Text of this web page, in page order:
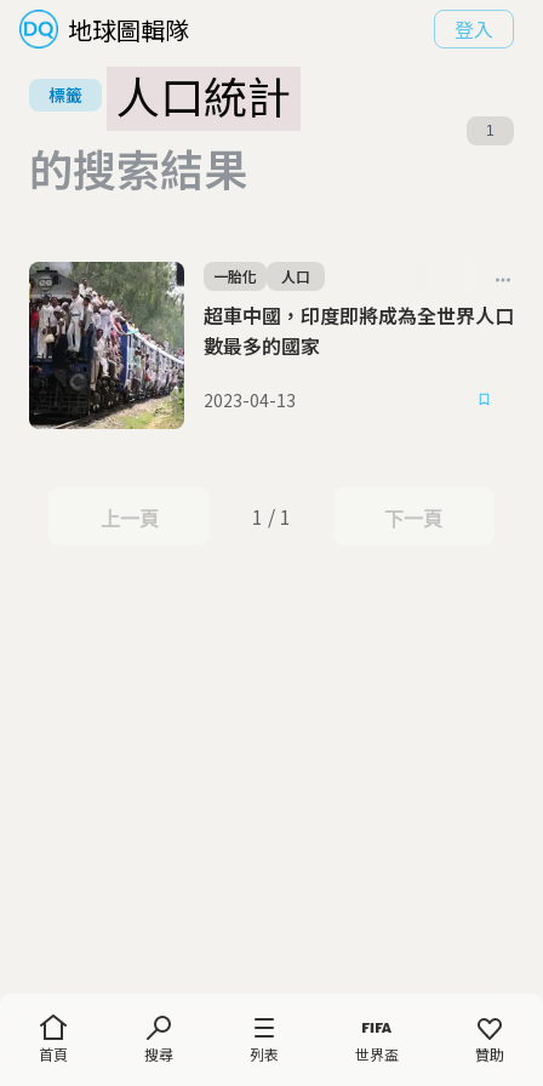
地球圖輯隊 登入
首頁 搜尋 列表 世界盃 贊助
標籤
人口統計
的搜索結果
1
超車中國，印度即將成為全世界人口
數最多的國家
一胎化 人口
2023-04-13
上一頁
上一頁 1 / 1 下一頁
下一頁